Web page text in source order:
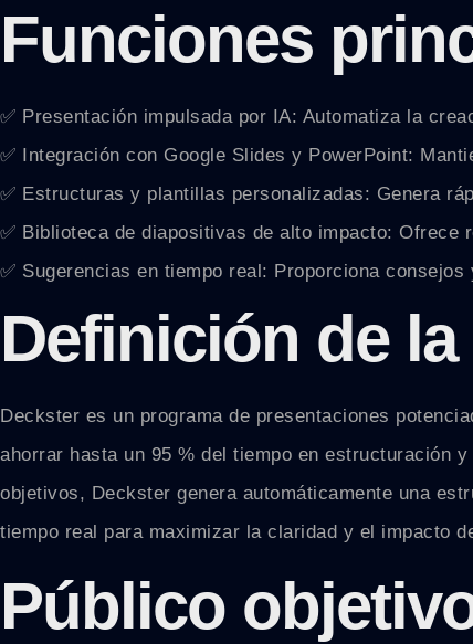
Funciones
✅ Presentación impulsada por IA: Automatiza la
✅ Integración con Google Slides y PowerPoint:
✅ Estructuras y plantillas personalizadas: Genera
✅ Biblioteca de diapositivas de alto impacto:
✅ Sugerencias en tiempo real: Proporciona
Definición de
Deckster es un programa de presentaciones
ahorrar hasta un 95 % del tiempo en estructuración
objetivos, Deckster genera automáticamente una
tiempo real para maximizar la claridad y el impacto
Público